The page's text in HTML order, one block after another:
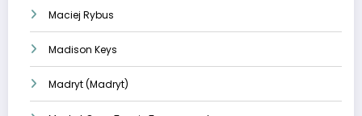
Maciej Rybus
Madison Keys
Madryt (Madryt)